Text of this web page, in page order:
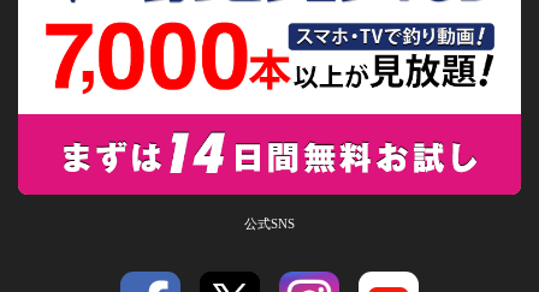
公式SNS